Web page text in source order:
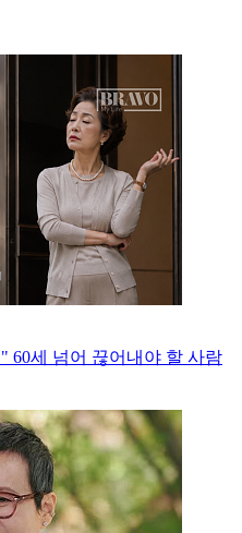
60세 넘어 끊어내야 할 사람